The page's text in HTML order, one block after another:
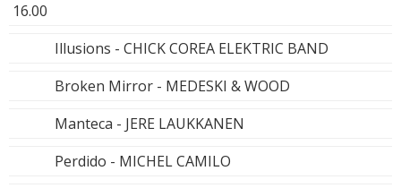
16.00
Illusions - CHICK COREA ELEKTRIC BAND
Broken Mirror - MEDESKI & WOOD
Manteca - JERE LAUKKANEN
Perdido - MICHEL CAMILO